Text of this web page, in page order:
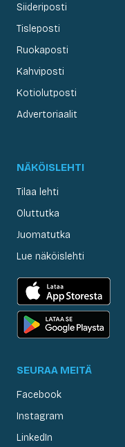
Siideriposti
Tisleposti
Ruokaposti
Kahviposti
Kotiolutposti
Advertoriaalit
NÄKÖISLEHTI
Tilaa lehti
Oluttutka
Juomatutka
Lue näköislehti
SEURAA MEITÄ
Facebook
Instagram
LinkedIn